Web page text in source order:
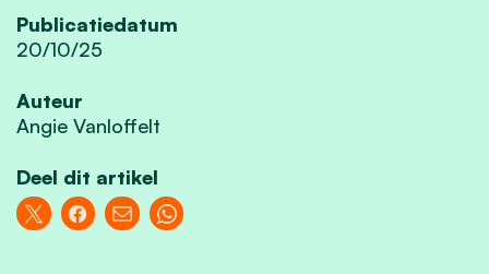
Publicatiedatum
20/10/25
Auteur
Angie Vanloffelt
Deel dit artikel